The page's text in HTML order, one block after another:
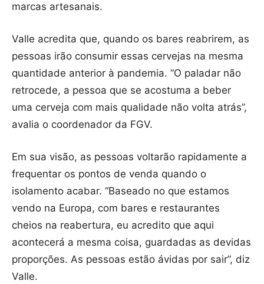
marcas artesanais.
Valle acredita que, quando os bares reabrirem, as
pessoas irão consumir essas cervejas na mesma
quantidade anterior à pandemia. “O paladar não
retrocede, a pessoa que se acostuma a beber
uma cerveja com mais qualidade não volta atrás”,
avalia o coordenador da FGV.
Em sua visão, as pessoas voltarão rapidamente a
frequentar os pontos de venda quando o
isolamento acabar. “Baseado no que estamos
vendo na Europa, com bares e restaurantes
cheios na reabertura, eu acredito que aqui
acontecerá a mesma coisa, guardadas as devidas
proporções. As pessoas estão ávidas por sair”, diz
Valle.